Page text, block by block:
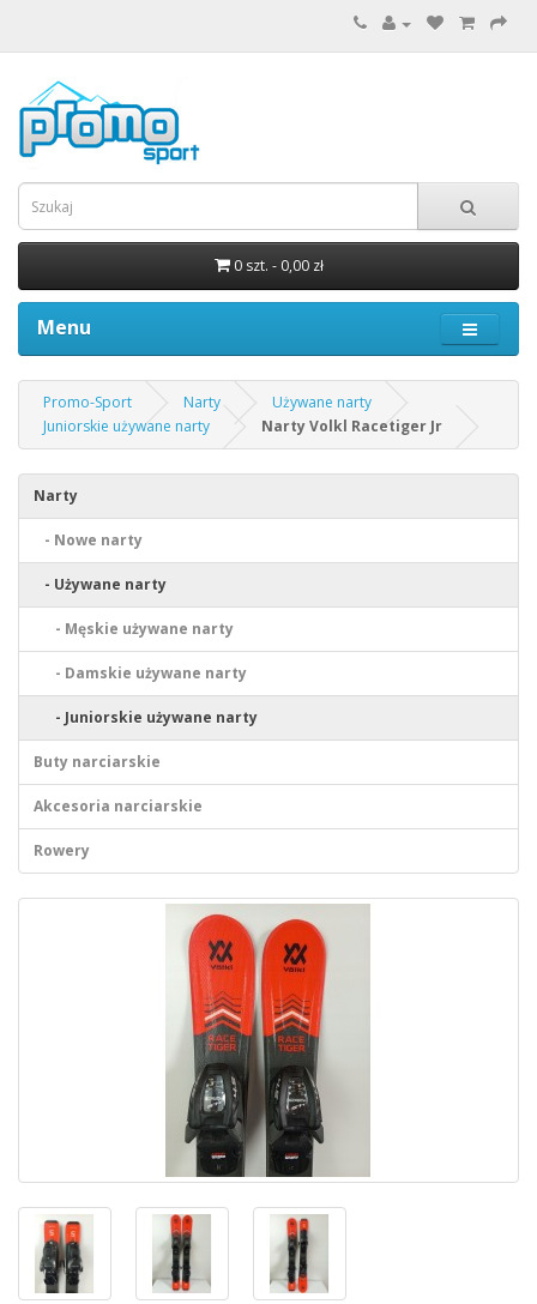
0 szt. - 0,00 zł
Menu
Promo-Sport Narty
Używane narty
Juniorskie używane narty
Narty Volkl Racetiger Jr
Narty
- Nowe narty
- Używane narty
- Męskie używane narty
- Damskie używane narty
- Juniorskie używane narty
Buty narciarskie
Akcesoria narciarskie
Rowery